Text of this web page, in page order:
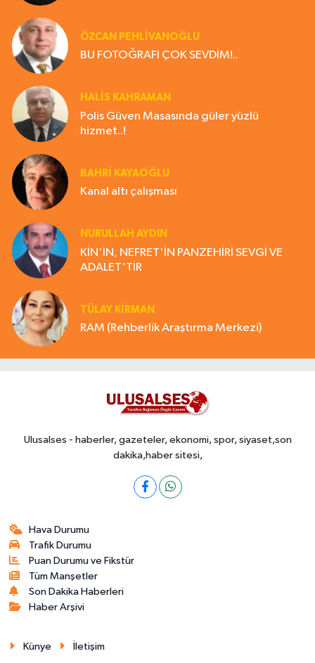
ÖZCAN PEHLİVANOĞLU
BU FOTOĞRAFI ÇOK SEVDİM!..
HALIS KAHRAMAN
Polis Güven Masasında güler yüzlü
hizmet..!
BAHRI KAYAOĞLU
Kanal altı çalışması
NURULLAH AYDIN
KİN'İN, NEFRET'İN PANZEHİRİ SEVGİ VE
ADALET'TİR
TÜLAY KİRMAN
RAM (Rehberlik Araştırma Merkezi)
Ulusalses - haberler, gazeteler, ekonomi, spor, siyaset,son
dakika,haber sitesi,
Hava Durumu
Trafik Durumu
Puan Durumu ve Fikstür
Tüm Manşetler
Son Dakika Haberleri
Haber Arşivi
Künye İletişim